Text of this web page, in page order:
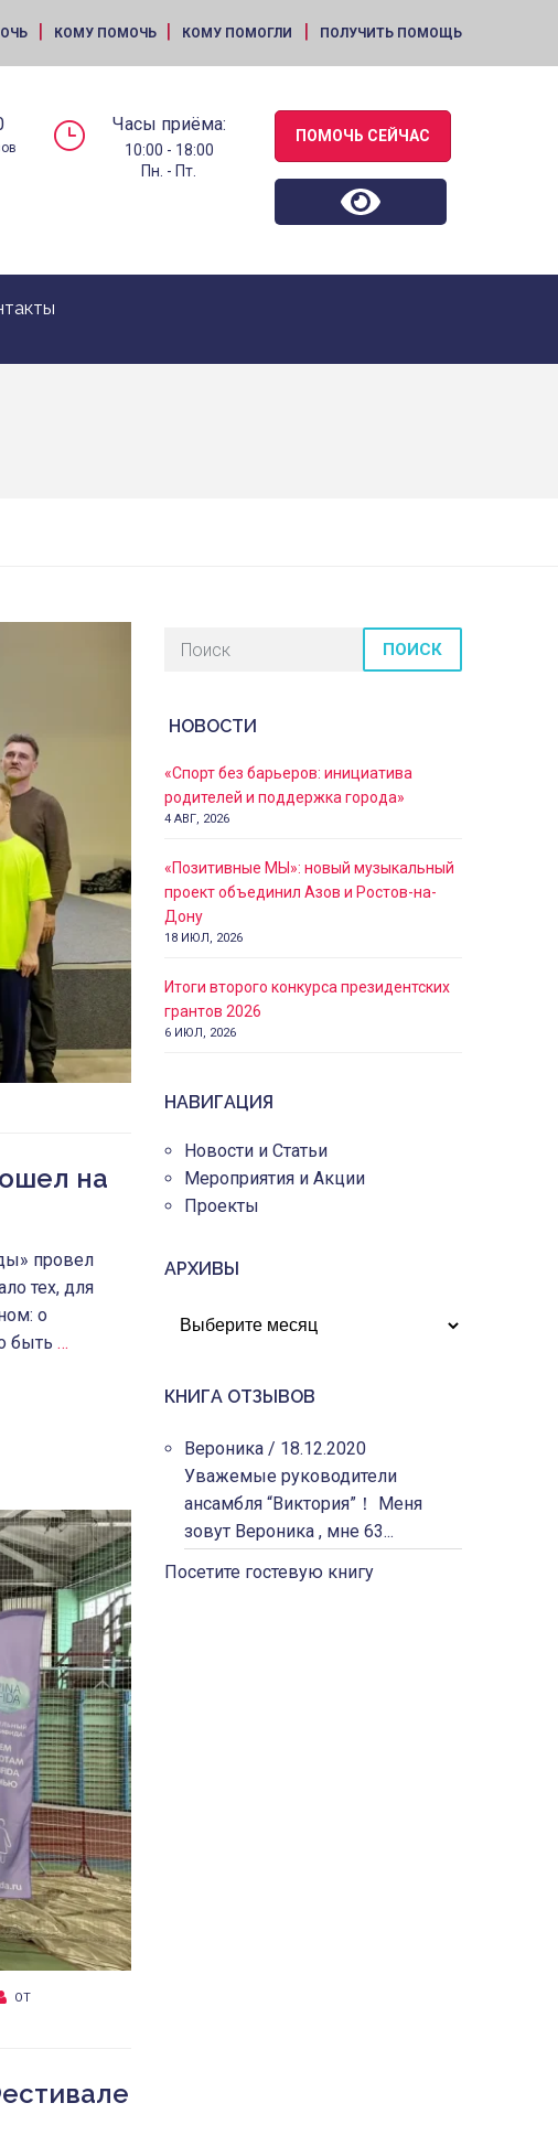
| КОМУ ПОМОЧЬ | КОМУ ПОМОГЛИ | ПОЛУЧИТЬ ПОМОЩЬ
Часы приёма:
10:00 - 18:00
Пн. - Пт.
ПОМОЧЬ СЕЙЧАС
на
провел
тех, для
о
быть …
ОТ
ПОИСК
НОВОСТИ
«Спорт без барьеров: инициатива
родителей и поддержка города»
4 АВГ, 2026
«Позитивные МЫ»: новый музыкальный
проект объединил Азов и Ростов-на-
Дону
18 ИЮЛ, 2026
Итоги второго конкурса президентских
грантов 2026
6 ИЮЛ, 2026
НАВИГАЦИЯ
Новости и Статьи
Мероприятия и Акции
Проекты
АРХИВЫ
АРХИВЫ
КНИГА ОТЗЫВОВ
Вероника / 18.12.2020
Уважемые руководители
ансамбля “Виктория”！ Меня
зовут Вероника , мне 63...
Посетите гостевую книгу